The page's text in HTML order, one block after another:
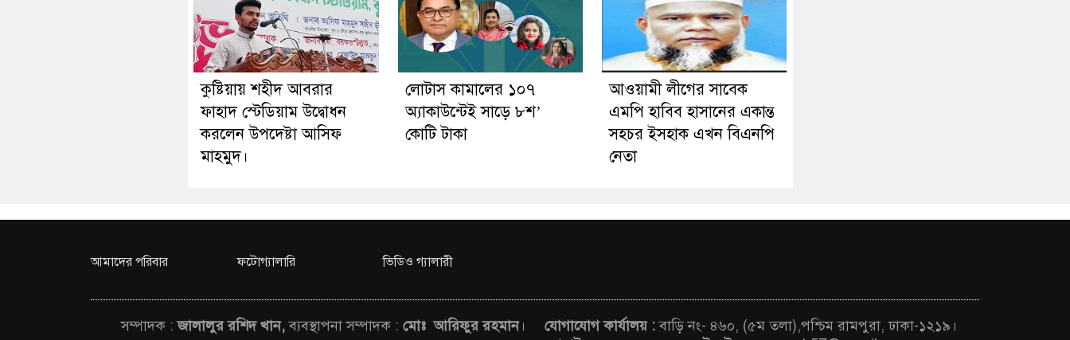
কুষ্টিয়ায় শহীদ আবরার
ফাহাদ স্টেডিয়াম উদ্বোধন
করলেন উপদেষ্টা আসিফ
মাহমুদ।
লোটাস কামালের ১০৭
অ্যাকাউন্টেই সাড়ে ৮শ’
কোটি টাকা
আওয়ামী লীগের সাবেক
এমপি হাবিব হাসানের একান্ত
সহচর ইসহাক এখন বিএনপি
নেতা
আমাদের পরিবার ফটোগ্যালারি ভিডিও গ্যালারী
সম্পাদক :জালালুর রশিদ খান,ব্যবস্থাপনা সম্পাদক : মোঃ আরিফুর রহমান। যোগাযোগ কার্যালয় :বাড়ি নং- ৪৬০, (৫ম তলা),পশ্চিম রামপুরা, ঢাকা-১২১৯।